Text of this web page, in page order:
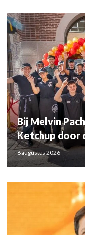
Bij Melvin
Ketchup door
6 augustus 2026